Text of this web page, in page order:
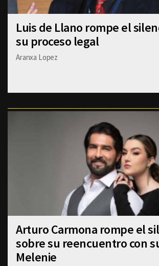
Luis de Llano rompe el
su proceso legal
Aranxa Lopez
Arturo Carmona rompe el
sobre su reencuentro con
Melenie